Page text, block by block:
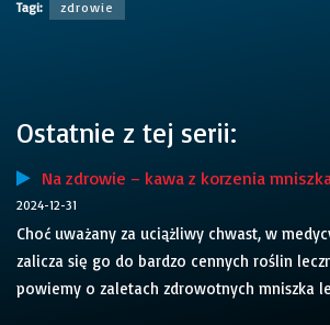
Tagi: zdrowie
Ostatnie z tej serii:
Na zdrowie – kawa z korzenia
2024-12-31
Choć uważany za uciążliwy chwast, w
zalicza się go do bardzo cennych roślin
powiemy o zaletach zdrowotnych mniszka